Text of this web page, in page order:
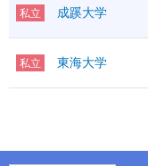
私立 成蹊大学
私立 東海大学